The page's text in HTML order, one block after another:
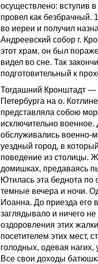
осуществлено: вступив
провел как
во иереи и получил
Андреевский собор г.
этот храм, он был
видел во сне. Так
подготовительный к
Тогдашний Кронштадт —
Петербурга на о.
представляла собою
исключительно
обслуживались военно-
уездный город, в
поведение из столицы.
домишках, предаваясь
Ютилась эта беднота по
темные вечера и ночи.
Иоанна. До приезда его
заглядывало и ничего
оздоровления этих
посетителем этих мест,
голодных, одевая
Все свои доходы